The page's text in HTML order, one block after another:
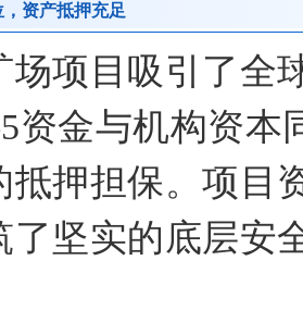
资产抵押充足
场项目吸引了全
资金与机构资本
抵押担保。项目
了坚实的底层安